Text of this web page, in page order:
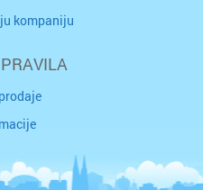
kompaniju